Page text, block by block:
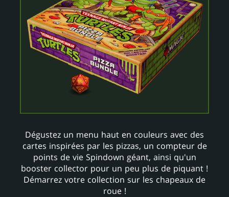
Dégustez un menu haut en couleurs avec des
cartes inspirées par les pizzas, un compteur de
points de vie Spindown géant, ainsi qu'un
booster collector pour un peu plus de piquant !
Démarrez votre collection sur les chapeaux de
roue !